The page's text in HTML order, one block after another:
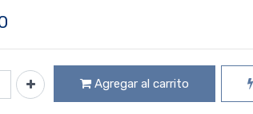
Agregar al carrito